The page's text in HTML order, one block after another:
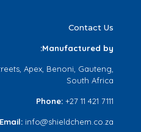
Contact Us
Manufactured by:
Apex, Benoni, Gauteng,
South Africa
Phone: +27 11 421 7111
Email: info@shieldchem.co.za